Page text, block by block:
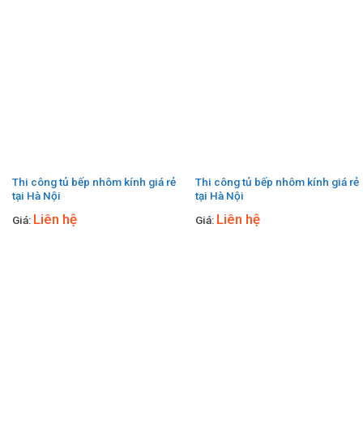
Thi công tủ bếp nhôm kính giá rẻ
tại Hà Nội
Giá: Liên hệ
Thi công tủ bếp nhôm kính giá rẻ
tại Hà Nội
Giá: Liên hệ